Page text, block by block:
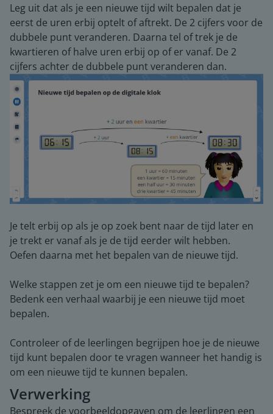
Leg uit dat als je een nieuwe tijd wilt bepalen dat je
eerst de uren erbij optelt of aftrekt. De 2 cijfers voor de
dubbele punt veranderen. Daarna tel of trek je de
kwartieren of halve uren erbij op of er vanaf. De 2
cijfers achter de dubbele punt veranderen dan.
Je telt erbij op als je op zoek bent naar de tijd later en
je trekt er vanaf als je de tijd eerder wilt hebben.
Oefen daarna met het bepalen van de nieuwe tijd.
Welke stappen zet je om een nieuwe tijd te bepalen?
Bedenk een verhaal waarbij je een nieuwe tijd moet
bepalen.
Controleer of de leerlingen begrijpen hoe je de nieuwe
tijd kunt bepalen door te vragen wanneer het handig is
om een nieuwe tijd te kunnen bepalen.
Verwerking
Bespreek de voorbeeldopgaven om de leerlingen een